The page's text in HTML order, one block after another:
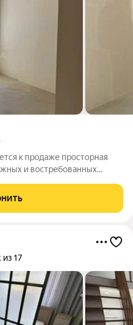
к продаже просторная
и востребованных
Элитный комплекс класса
из 17